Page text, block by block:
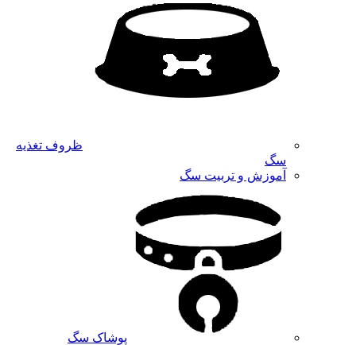
ظروف تغذیه
سگ
آموزش و تربیت سگ
پوشاک سگ